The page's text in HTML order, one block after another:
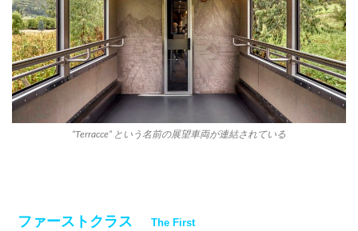
“Terracce” という名前の展望車両が連結されている
ファーストクラス
The First